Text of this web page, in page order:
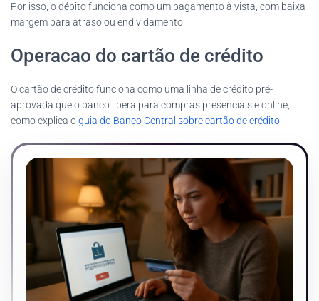
Por isso, o débito funciona como um pagamento à vista, com baixa
margem para atraso ou endividamento.
Operacao do cartão de crédito
O cartão de crédito funciona como uma linha de crédito pré-
aprovada que o banco libera para compras presenciais e online,
como explica oguia do Banco Central sobre cartão de crédito.